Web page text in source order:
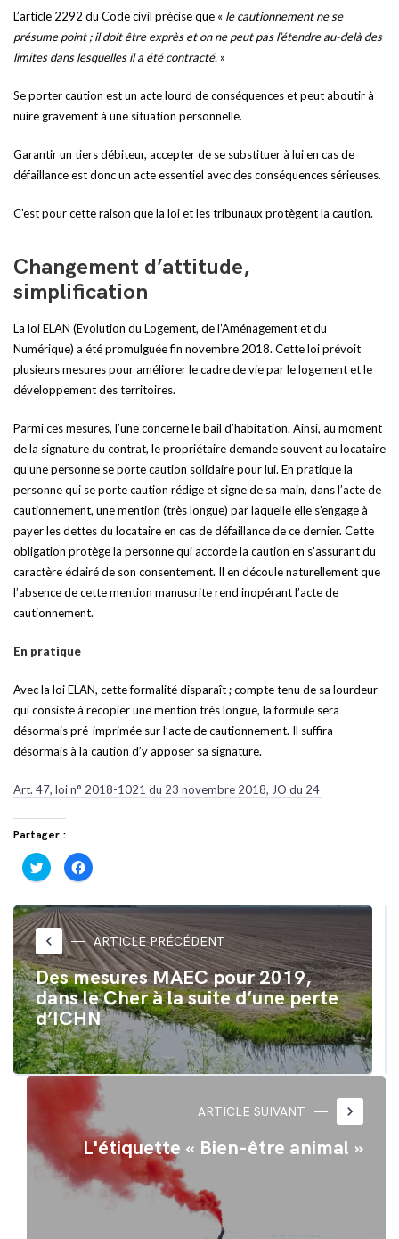
L’article 2292 du Code civil précise que « le cautionnement ne se
présume point ; il doit être exprès et on ne peut pas l’étendre au-delà des
limites dans lesquelles il a été contracté. »
Se porter caution est un acte lourd de conséquences et peut aboutir à
nuire gravement à une situation personnelle.
Garantir un tiers débiteur, accepter de se substituer à lui en cas de
défaillance est donc un acte essentiel avec des conséquences sérieuses.
C’est pour cette raison que la loi et les tribunaux protègent la caution.
Changement d’attitude,
simplification
La loi ELAN (Evolution du Logement, de l’Aménagement et du
Numérique) a été promulguée fin novembre 2018. Cette loi prévoit
plusieurs mesures pour améliorer le cadre de vie par le logement et le
développement des territoires.
Parmi ces mesures, l’une concerne le bail d’habitation. Ainsi, au moment
de la signature du contrat, le propriétaire demande souvent au locataire
qu’une personne se porte caution solidaire pour lui. En pratique la
personne qui se porte caution rédige et signe de sa main, dans l’acte de
cautionnement, une mention (très longue) par laquelle elle s’engage à
payer les dettes du locataire en cas de défaillance de ce dernier. Cette
obligation protège la personne qui accorde la caution en s’assurant du
caractère éclairé de son consentement. Il en découle naturellement que
l’absence de cette mention manuscrite rend inopérant l’acte de
cautionnement.
En pratique
Avec la loi ELAN, cette formalité disparaît ; compte tenu de sa lourdeur
qui consiste à recopier une mention très longue, la formule sera
désormais pré-imprimée sur l’acte de cautionnement. Il suffira
désormais à la caution d’y apposer sa signature.
Art. 47, loi n° 2018-1021 du 23 novembre 2018, JO du 24
Partager :
Cliquez
pour
partager
Twitter(ouvre
dans
une
nouvelle
fenêtre)
Cliquez
pour
partager
Facebook(ouvre
dans
une
nouvelle
fenêtre)
keyboard_arrow_left ARTICLE PRÉCÉDENT
Des mesures MAEC pour 2019,
dans le Cher à la suite d’une perte
d’ICHN
ARTICLE SUIVANT keyboard_arrow_right
L'étiquette « Bien-être animal »